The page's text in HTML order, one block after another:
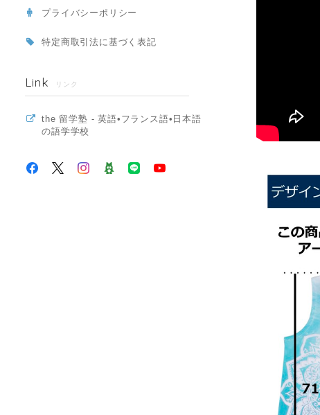
プライバシーポリシー
特定商取引法に基づく表記
Link リンク
the 留学塾 - 英語•フランス語•日本語
の語学学校